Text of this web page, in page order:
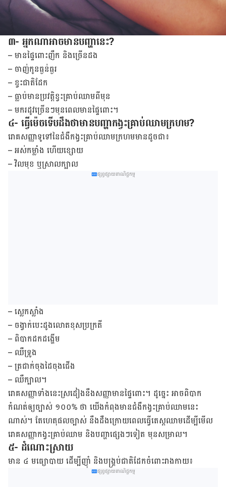
៣- អ្នកណាអាចមានបញ្ហានេះ?
– មាន​ផ្ទៃពោះ​ញឹក និង​ច្រើន​ដង
– ចាញ់​កូន​ធ្ងន់ធ្ងរ
– ខ្វះ​ជាតិ​ដែក
– ធ្លាប់​មាន​ប្រវត្តិ​ខ្វះ​គ្រាប់​ឈាម​ពី​មុន
– មករដូវច្រើនៗមុនពេលមានផ្ទៃពោះ។
៤- ធ្វើម៉េចទើបដឹងថាមានបញ្ហាកង្វះគ្រាប់ឈាមក្រហម?
រោគសញ្ញា​ទូទៅ​នៃ​ជំងឺ​កង្វះ​គ្រាប់​ឈាម​ក្រហម​មាន​ដូចជា៖
– អស់​កម្លាំង ហើយ​ខ្សោយ
– វិលមុខ ឬ​ស្រាល​ក្បាល
ផ្សព្វផ្សាយពាណិជ្ជកម្ម
– ស្លេកស្លាំង
– ចង្វាក់​បេះដូង​លោត​ខុស​ប្រក្រតី
– ពិបាក​ដក​ដង្ហើម
– ឈឺទ្រូង
– ត្រជាក់​ចុង​ដៃ​ចុង​ជើង
– ឈឺ​ក្បាល។
រោគសញ្ញា​ទាំង​នេះ​ស្រដៀង​នឹង​សញ្ញា​មានផ្ទៃពោះ។ ដូច្នេះ អាច​ពិបាក​
កំណត់​ឲ្យ​ច្បាស់ ១០០% ថា យើង​កំពុង​មាន​ជំងឺ​កង្វះគ្រាប់​ឈាម​នេះ​
ណាស់។ តែ​ហេតុផល​ច្បាស់ នឹង​ដឹង​ក្រោយ​ពេល​ធ្វើ​តេស្ត​ឈាម​ដើម្បី​មើល​
រោគ​សញ្ញា​កង្វះ​គ្រាប់​ឈាម និង​បញ្ហា​ផ្សេងៗ​ទៀត មុន​សម្រាល។
៥- ដំណោះស្រាយ
មាន ៤ មធ្យោបាយ ដើម្បីញ៉ាំ និងបង្គ្រប់ជាតិដែកចំពោះរាងកាយ៖
ផ្សព្វផ្សាយពាណិជ្ជកម្ម